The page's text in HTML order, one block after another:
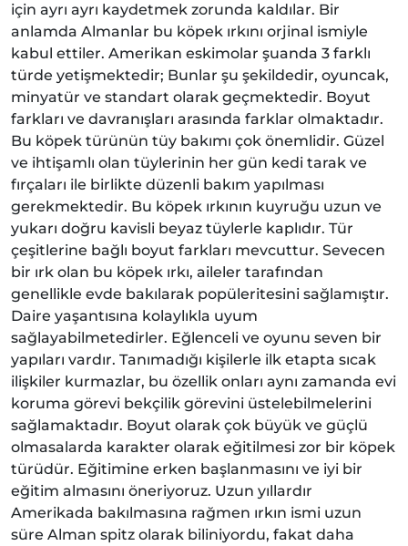
için ayrı ayrı kaydetmek zorunda kaldılar. Bir
anlamda Almanlar bu köpek ırkını orjinal ismiyle
kabul ettiler. Amerikan eskimolar şuanda 3 farklı
türde yetişmektedir; Bunlar şu şekildedir, oyuncak,
minyatür ve standart olarak geçmektedir. Boyut
farkları ve davranışları arasında farklar olmaktadır.
Bu köpek türünün tüy bakımı çok önemlidir. Güzel
ve ihtişamlı olan tüylerinin her gün kedi tarak ve
fırçaları ile birlikte düzenli bakım yapılması
gerekmektedir. Bu köpek ırkının kuyruğu uzun ve
yukarı doğru kavisli beyaz tüylerle kaplıdır. Tür
çeşitlerine bağlı boyut farkları mevcuttur. Sevecen
bir ırk olan bu köpek ırkı, aileler tarafından
genellikle evde bakılarak popüleritesini sağlamıştır.
Daire yaşantısına kolaylıkla uyum
sağlayabilmetedirler. Eğlenceli ve oyunu seven bir
yapıları vardır. Tanımadığı kişilerle ilk etapta sıcak
ilişkiler kurmazlar, bu özellik onları aynı zamanda evi
koruma görevi bekçilik görevini üstelebilmelerini
sağlamaktadır. Boyut olarak çok büyük ve güçlü
olmasalarda karakter olarak eğitilmesi zor bir köpek
türüdür. Eğitimine erken başlanmasını ve iyi bir
eğitim almasını öneriyoruz. Uzun yıllardır
Amerikada bakılmasına rağmen ırkın ismi uzun
süre Alman spitz olarak biliniyordu, fakat daha